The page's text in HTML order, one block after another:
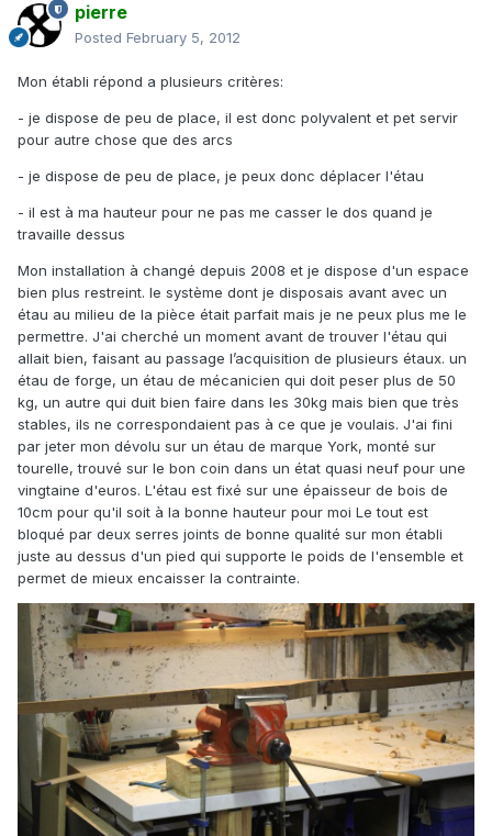
pierre
Posted February 5, 2012
Mon établi répond a plusieurs critères:
- je dispose de peu de place, il est donc polyvalent et pet servir
pour autre chose que des arcs
- je dispose de peu de place, je peux donc déplacer l'étau
- il est à ma hauteur pour ne pas me casser le dos quand je
travaille dessus
Mon installation à changé depuis 2008 et je dispose d'un espace
bien plus restreint. le système dont je disposais avant avec un
étau au milieu de la pièce était parfait mais je ne peux plus me le
permettre. J'ai cherché un moment avant de trouver l'étau qui
allait bien, faisant au passage l’acquisition de plusieurs étaux. un
étau de forge, un étau de mécanicien qui doit peser plus de 50
kg, un autre qui duit bien faire dans les 30kg mais bien que très
stables, ils ne correspondaient pas à ce que je voulais. J'ai fini
par jeter mon dévolu sur un étau de marque York, monté sur
tourelle, trouvé sur le bon coin dans un état quasi neuf pour une
vingtaine d'euros. L'étau est fixé sur une épaisseur de bois de
10cm pour qu'il soit à la bonne hauteur pour moi Le tout est
bloqué par deux serres joints de bonne qualité sur mon établi
juste au dessus d'un pied qui supporte le poids de l'ensemble et
permet de mieux encaisser la contrainte.